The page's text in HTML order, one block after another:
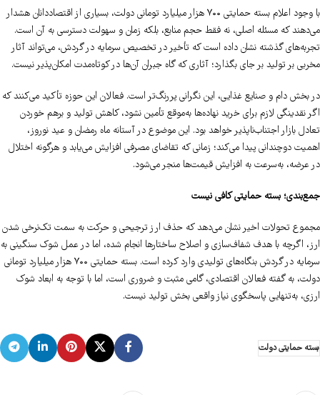
با وجود اعلام بسته حمایتی ۷۰۰ هزار میلیارد تومانی دولت، بسیاری از اقتصاددانان هشدار
می‌دهند که مسئله اصلی، نه فقط حجم منابع، بلکه زمان و سهولت دسترسی به آن است.
تجربه‌های گذشته نشان داده است که تأخیر در تخصیص سرمایه در گردش، می‌تواند آثار
مخربی بر تولید بر جای بگذارد؛ آثاری که گاه جبران آن‌ها در کوتاه‌مدت امکان‌پذیر نیست.
در بخش دام و صنایع غذایی، این نگرانی پررنگ‌تر است. فعالان این حوزه تأکید می‌کنند که
اگر نقدینگی لازم برای خرید نهاده‌ها به‌موقع تأمین نشود، کاهش تولید و برهم خوردن
تعادل بازار اجتناب‌ناپذیر خواهد بود. این موضوع در آستانه ماه رمضان و عید نوروز،
اهمیت دوچندانی پیدا می‌کند؛ زمانی که تقاضای مصرفی افزایش می‌یابد و هرگونه اختلال
در عرضه، به‌سرعت به افزایش قیمت‌ها منجر می‌شود.
جمع‌بندی؛ بسته حمایتی کافی نیست
مجموع تحولات اخیر نشان می‌دهد که حذف ارز ترجیحی و حرکت به سمت تک‌نرخی شدن
ارز، اگرچه با هدف شفاف‌سازی و اصلاح ساختارها انجام شده، اما در عمل شوک سنگینی به
سرمایه در گردش بنگاه‌های تولیدی وارد کرده است. بسته حمایتی ۷۰۰ هزار میلیارد تومانی
دولت، به گفته فعالان اقتصادی، گامی مثبت و ضروری است، اما با توجه به ابعاد شوک
ارزی، به‌تنهایی پاسخگوی نیاز واقعی بخش تولید نیست.
بسته حمایتی دولت